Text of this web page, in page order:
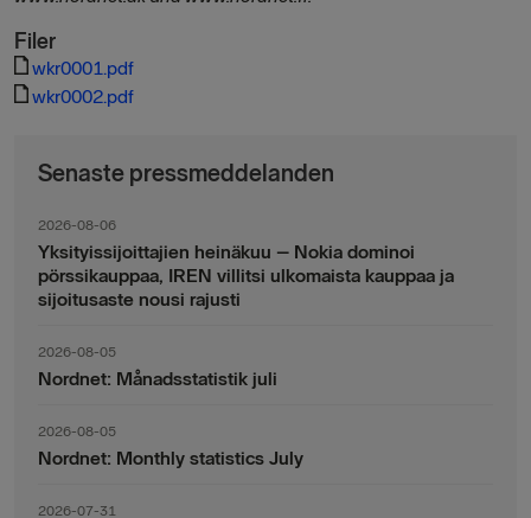
Filer
wkr0001.pdf
wkr0002.pdf
Senaste pressmeddelanden
2026-08-06
Yksityissijoittajien heinäkuu – Nokia dominoi
pörssikauppaa, IREN villitsi ulkomaista kauppaa ja
sijoitusaste nousi rajusti
2026-08-05
Nordnet: Månadsstatistik juli
2026-08-05
Nordnet: Monthly statistics July
2026-07-31